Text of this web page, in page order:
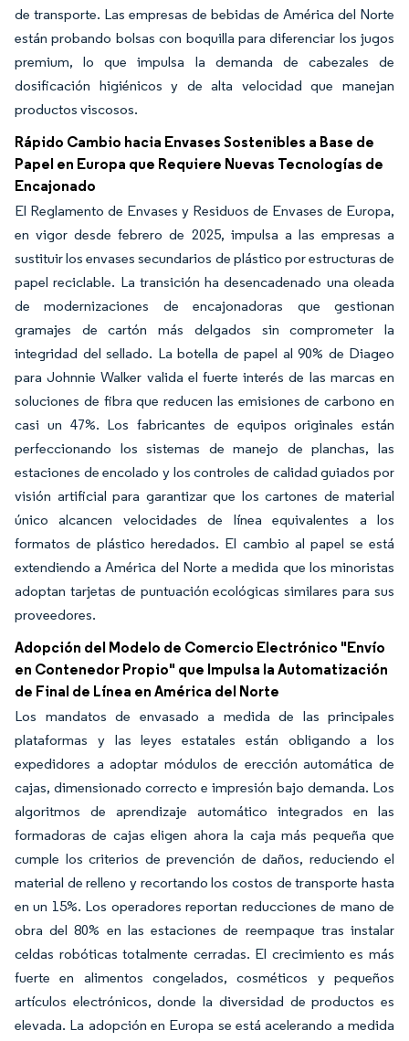
de transporte. Las empresas de bebidas de América del Norte
están probando bolsas con boquilla para diferenciar los jugos
premium, lo que impulsa la demanda de cabezales de
dosificación higiénicos y de alta velocidad que manejan
productos viscosos.
Rápido Cambio hacia Envases Sostenibles a Base de
Papel en Europa que Requiere Nuevas Tecnologías de
Encajonado
El Reglamento de Envases y Residuos de Envases de Europa,
en vigor desde febrero de 2025, impulsa a las empresas a
sustituir los envases secundarios de plástico por estructuras de
papel reciclable. La transición ha desencadenado una oleada
de modernizaciones de encajonadoras que gestionan
gramajes de cartón más delgados sin comprometer la
integridad del sellado. La botella de papel al 90% de Diageo
para Johnnie Walker valida el fuerte interés de las marcas en
soluciones de fibra que reducen las emisiones de carbono en
casi un 47%. Los fabricantes de equipos originales están
perfeccionando los sistemas de manejo de planchas, las
estaciones de encolado y los controles de calidad guiados por
visión artificial para garantizar que los cartones de material
único alcancen velocidades de línea equivalentes a los
formatos de plástico heredados. El cambio al papel se está
extendiendo a América del Norte a medida que los minoristas
adoptan tarjetas de puntuación ecológicas similares para sus
proveedores.
Adopción del Modelo de Comercio Electrónico "Envío
en Contenedor Propio" que Impulsa la Automatización
de Final de Línea en América del Norte
Los mandatos de envasado a medida de las principales
plataformas y las leyes estatales están obligando a los
expedidores a adoptar módulos de erección automática de
cajas, dimensionado correcto e impresión bajo demanda. Los
algoritmos de aprendizaje automático integrados en las
formadoras de cajas eligen ahora la caja más pequeña que
cumple los criterios de prevención de daños, reduciendo el
material de relleno y recortando los costos de transporte hasta
en un 15%. Los operadores reportan reducciones de mano de
obra del 80% en las estaciones de reempaque tras instalar
celdas robóticas totalmente cerradas. El crecimiento es más
fuerte en alimentos congelados, cosméticos y pequeños
artículos electrónicos, donde la diversidad de productos es
elevada. La adopción en Europa se está acelerando a medida